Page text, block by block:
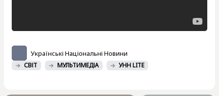
Українські Національні Новини
СВІТ МУЛЬТИМЕДІА УНН LITE